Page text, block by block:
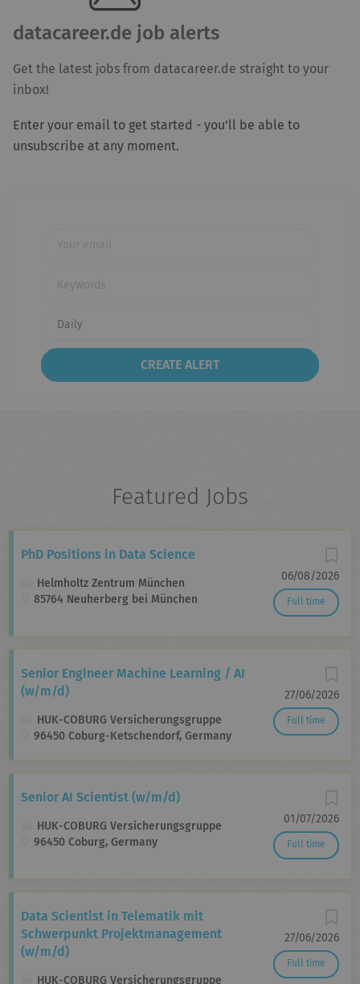
datacareer.de job alerts
Get the latest jobs from datacareer.de straight to your
inbox!
Enter your email to get started - you'll be able to
unsubscribe at any moment.
Featured Jobs
06/08/2026
Full time
PhD Positions in Data Science
Helmholtz Zentrum München
85764 Neuherberg bei München
27/06/2026
Full time
Senior Engineer Machine Learning / AI
(w/m/d)
HUK-COBURG Versicherungsgruppe
96450 Coburg-Ketschendorf, Germany
01/07/2026
Full time
Senior AI Scientist (w/m/d)
HUK-COBURG Versicherungsgruppe
96450 Coburg, Germany
27/06/2026
Full time
Data Scientist in Telematik mit
Schwerpunkt Projektmanagement
(w/m/d)
HUK-COBURG Versicherungsgruppe